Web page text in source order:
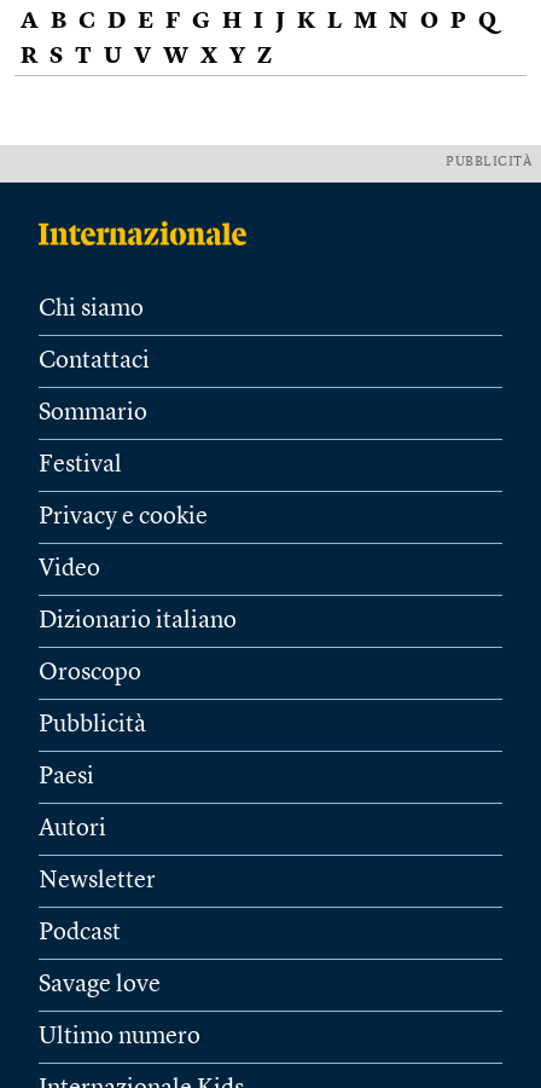
A B C D E F G H I J K L M N O P Q
R S T U V W X Y Z
PUBBLICITÀ
Chi siamo
Contattaci
Sommario
Festival
Privacy e cookie
Video
Dizionario italiano
Oroscopo
Pubblicità
Paesi
Autori
Newsletter
Podcast
Savage love
Ultimo numero